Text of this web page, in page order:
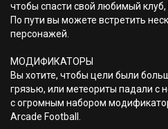
чтобы спасти свой любимый клуб,
По пути вы можете встретить
персонажей.
МОДИФИКАТОРЫ
Вы хотите, чтобы цели были
грязью, или метеориты падали с
с огромным набором
Arcade Football.